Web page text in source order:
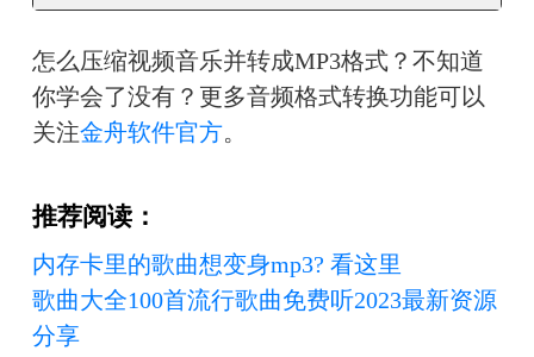
怎么压缩视频音乐并转成MP3格式？不知道
你学会了没有？更多音频格式转换功能可以
关注金舟软件官方。
推荐阅读：
内存卡里的歌曲想变身mp3? 看这里
歌曲大全100首流行歌曲免费听2023最新资源
分享